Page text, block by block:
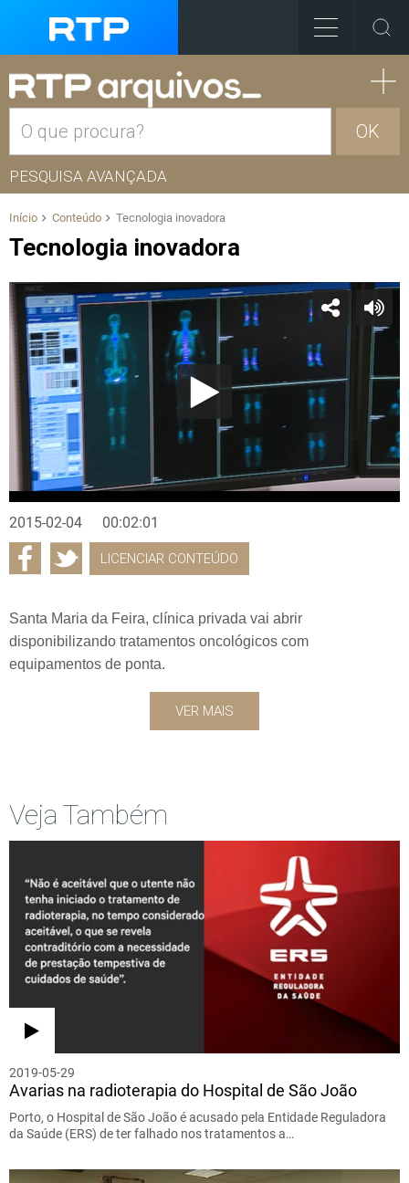
OK
PESQUISA AVANÇADA
Início Conteúdo Tecnologia inovadora
Tecnologia inovadora
2015-02-04 00:02:01
LICENCIAR CONTEÚDO
Santa Maria da Feira, clínica privada vai abrir
disponibilizando tratamentos oncológicos com
equipamentos de ponta.
VER MAIS
Veja Também
2019-05-29
Avarias na radioterapia do Hospital de São João
Porto, o Hospital de São João é acusado pela Entidade Reguladora
da Saúde (ERS) de ter falhado nos tratamentos a…